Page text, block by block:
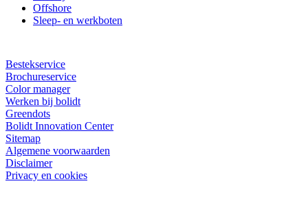
Offshore
Sleep- en werkboten
Bestekservice
Brochureservice
Color manager
Werken bij bolidt
Greendots
Bolidt Innovation Center
Sitemap
Algemene voorwaarden
Disclaimer
Privacy en cookies